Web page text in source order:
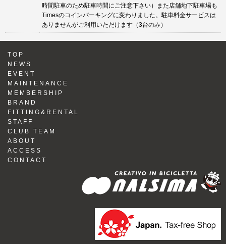
時間駐車のため駐車時間にご注意下さい）また店舗地下駐車場も
Timesのコインパーキングに変わりました。駐車料金サービスは
ありませんがご利用いただけます（3台のみ）
TOP
NEWS
EVENT
MAINTENANCE
MEMBERSHIP
BRAND
FITTING&RENTAL
STAFF
CLUB TEAM
ABOUT
ACCESS
CONTACT